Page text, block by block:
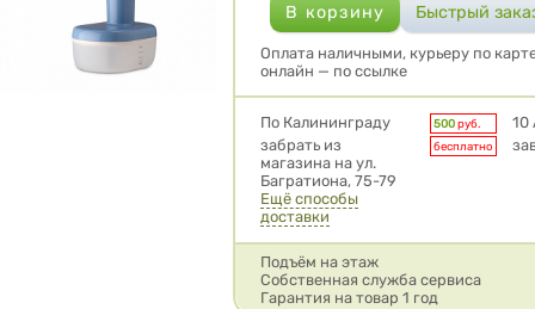
Оплата наличными, курьеру по
онлайн — по ссылке
Условия доставки
По Калининграду 500 руб.
10
забрать из
магазина на ул.
Багратиона, 75-79
бесплатно
Ещё способы
доставки
Подъём на этаж
Собственная служба сервиса
Гарантия на товар 1 год